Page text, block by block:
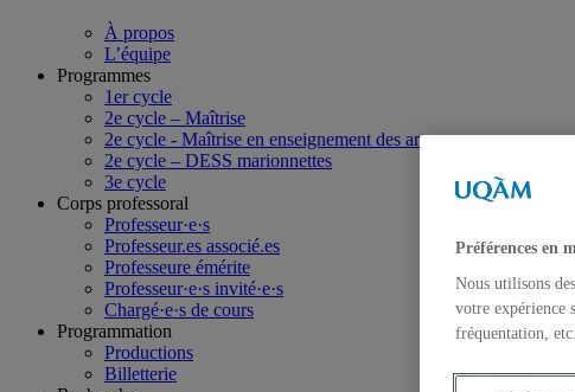
À propos
L’équipe
Programmes
1er cycle
2e cycle – Maîtrise
2e cycle - Maîtrise en enseignement des arts
2e cycle – DESS marionnettes
3e cycle
Corps professoral
Professeur·e·s
Professeur.es associé.es
Professeure émérite
Professeur·e·s invité·e·s
Chargé·e·s de cours
Programmation
Productions
Billetterie
Préférences en
Nous utilisons
votre expérience
fréquentation,